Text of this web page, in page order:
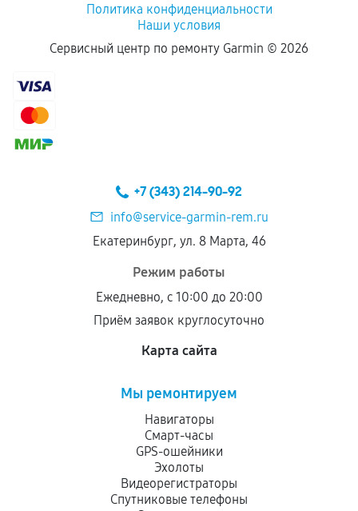
Политика конфиденциальности
Наши условия
Сервисный центр по ремонту Garmin © 2026
+7 (343) 214-90-92
info@service-garmin-rem.ru
Екатеринбург, ул. 8 Марта, 46
Режим работы
Ежедневно, с 10:00 до 20:00
Приём заявок круглосуточно
Карта сайта
Мы ремонтируем
Навигаторы
Смарт-часы
GPS-ошейники
Эхолоты
Видеорегистраторы
Спутниковые телефоны